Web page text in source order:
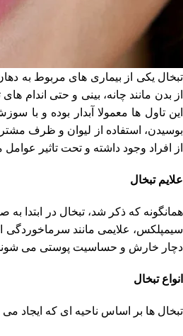
تبخال یکی از بیماری های مربوط به
از بدن مانند چانه، بینی و حتی
این تاول ها معمولا آبدار بوده و
بوسیدن، استفاده از لیوان و ظرف
از افراد وجود داشته و تحت تاثیر
علایم تبخال
همانگونه که ذکر شد، تبخال در ابتدا
سیمپلکس، علایمی مانند سرماخوردگی
دچار خارش و حساسیت پوستی می
انواع تبخال
تبخال ها بر اساس ناحیه ای که ایجاد